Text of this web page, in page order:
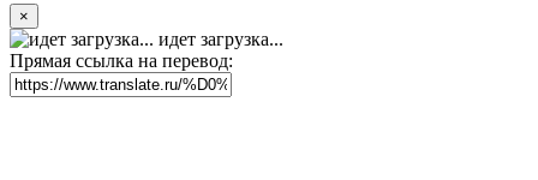
×
идет загрузка...
Прямая ссылка на перевод: